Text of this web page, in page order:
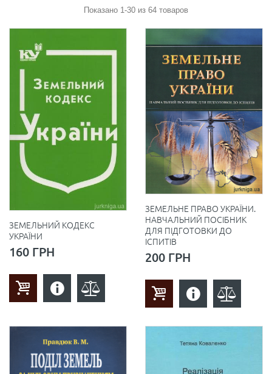
Показано 1-30 из 64 товаров
ЗЕМЕЛЬНИЙ КОДЕКС
УКРАЇНИ
160 ГРН
ЗЕМЕЛЬНЕ ПРАВО УКРАЇНИ.
НАВЧАЛЬНИЙ ПОСІБНИК
ДЛЯ ПІДГОТОВКИ ДО
ІСПИТІВ
200 ГРН